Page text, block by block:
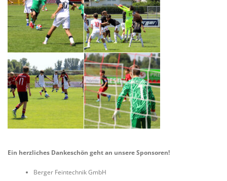
Ein herzliches Dankeschön geht an unsere Sponsoren!
Berger Feintechnik GmbH